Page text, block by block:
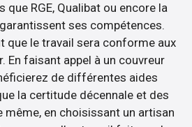
RGE, Qualibat ou encore la
ses compétences.
que le travail sera conforme aux
En faisant appel à un couvreur
de différentes aides
la certitude décennale et des
même, en choisissant un artisan